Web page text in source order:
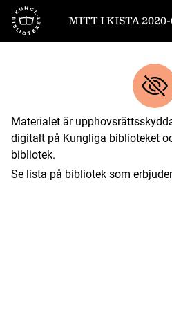
Till startsidan
MITT I KISTA
Materialet är
digitalt på Kungliga biblioteket
bibliotek.
Se lista på bibliotek som